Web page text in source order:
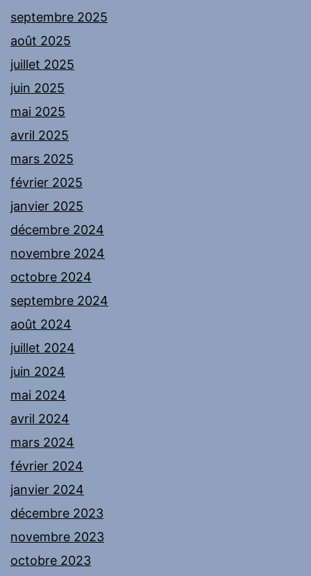
septembre 2025
août 2025
juillet 2025
juin 2025
mai 2025
avril 2025
mars 2025
février 2025
janvier 2025
décembre 2024
novembre 2024
octobre 2024
septembre 2024
août 2024
juillet 2024
juin 2024
mai 2024
avril 2024
mars 2024
février 2024
janvier 2024
décembre 2023
novembre 2023
octobre 2023